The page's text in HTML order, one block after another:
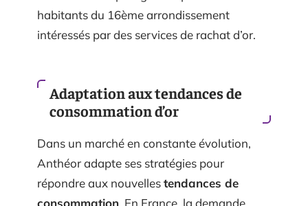
habitants du 16ème arrondissement
intéressés par des services de rachat d’or.
Adaptation aux tendances de
consommation d’or
Dans un marché en constante évolution,
Anthéor adapte ses stratégies pour
répondre aux nouvellestendances de
consommation. En France, la demande